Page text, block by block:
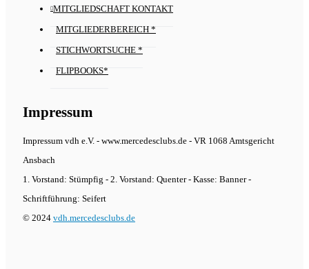
MITGLIEDSCHAFT KONTAKT
MITGLIEDERBEREICH *
STICHWORTSUCHE *
FLIPBOOKS*
Impressum
Impressum vdh e.V. - www.mercedesclubs.de - VR 1068 Amtsgericht
Ansbach
1. Vorstand: Stümpfig - 2. Vorstand: Quenter - Kasse: Banner -
Schriftführung: Seifert
© 2024 vdh.mercedesclubs.de